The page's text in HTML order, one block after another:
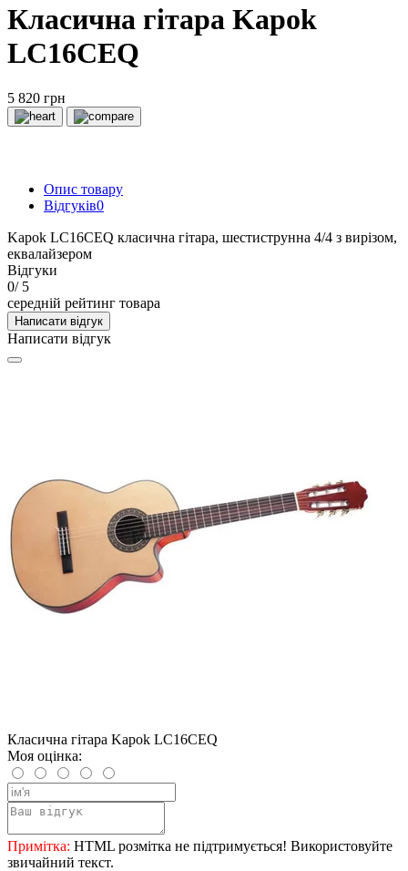
Класична гітара Kapok
LC16CEQ
5 820 грн
Опис товару
Відгуків0
Kapok LC16CEQ класична гітара, шестиструнна 4/4 з вирізом,
еквалайзером
Відгуки
0/ 5
середній рейтинг товара
Написати відгук
Написати відгук
Класична гітара Kapok LC16CEQ
Моя оцінка:
Примітка: HTML розмітка не підтримується! Використовуйте
звичайний текст.